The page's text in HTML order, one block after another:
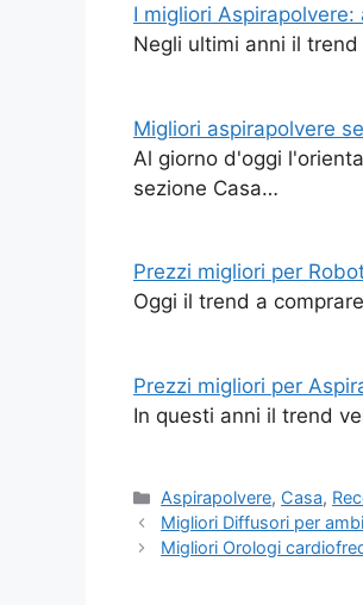
I migliori
Negli ultimi anni il
Migliori aspirapolvere
Al giorno d'oggi
sezione Casa…
Prezzi migliori per
Oggi il trend a
Prezzi migliori per
In questi anni il trend
Categorie
Aspirapolvere, Casa,
Migliori Diffusori per
Migliori Orologi